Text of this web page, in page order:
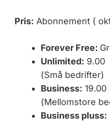
Pris: Abonnement (
Forever Free:
Unlimited: 9.00
(Små bedrifter)
Business:
(Mellomstore
Business pluss: